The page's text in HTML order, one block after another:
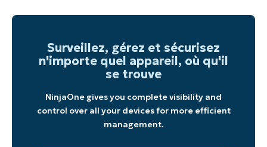
Surveillez, gérez et sécurisez
n'importe quel appareil, où qu'il
se trouve
NinjaOne gives you complete visibility and
control over all your devices for more efficient
management.